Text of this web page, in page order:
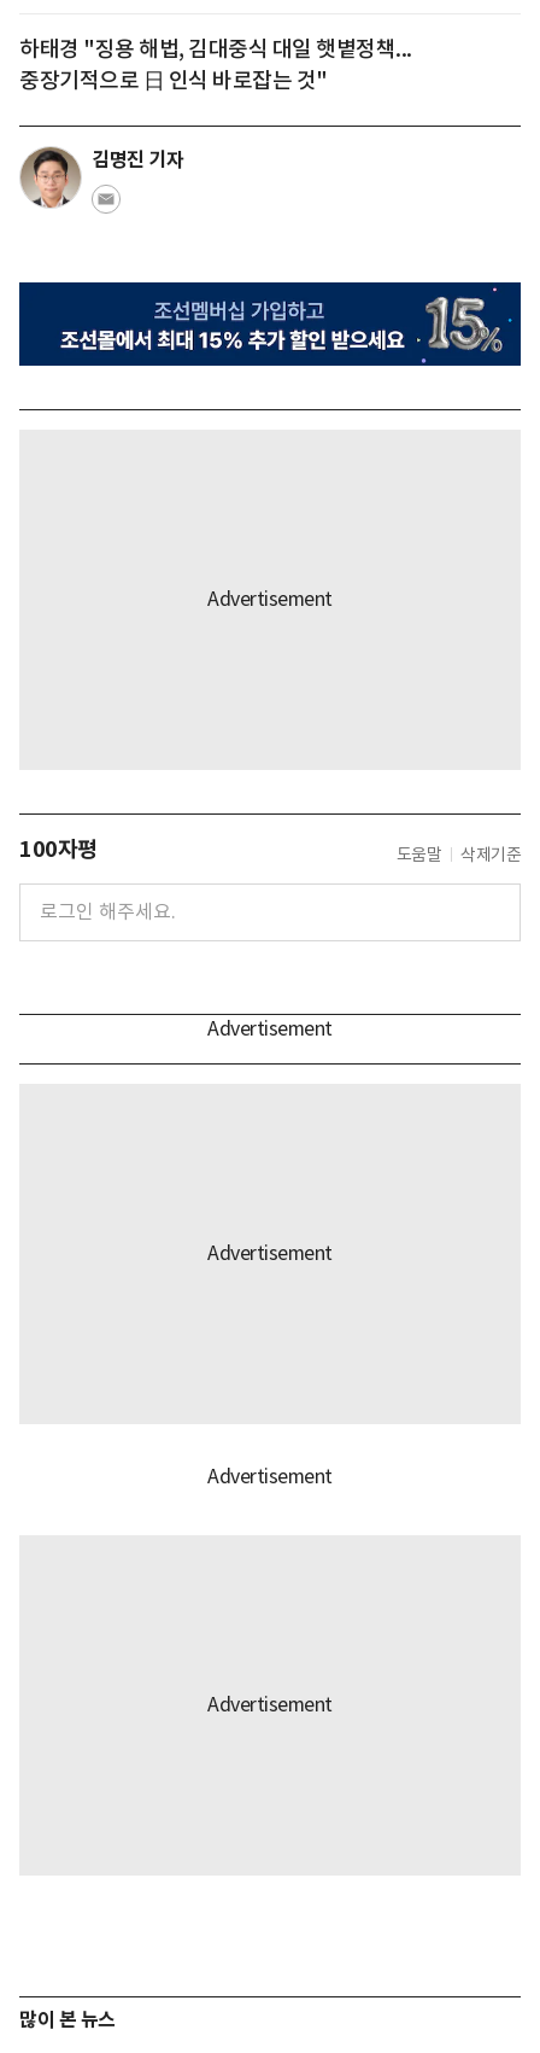
하태경 "징용 해법, 김대중식 대일 햇볕정책...
중장기적으로 日 인식 바로잡는 것"
김명진 기자
100자평 도움말 삭제기준
많이 본 뉴스